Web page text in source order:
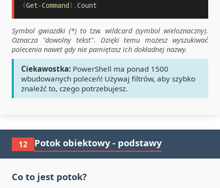
(Get-Command ) . Count
Symbol gwiazdki (*) to tzw. wildcard (symbol wieloznaczny).
Oznacza "dowolny tekst". Dzięki temu możesz wyszukiwać
polecenia nawet gdy nie pamiętasz ich dokładnej nazwy.
Ciekawostka: PowerShell ma ponad 1500
wbudowanych poleceń! Używaj filtrów, aby szybko
znaleźć to, czego potrzebujesz.
12 Potok obiektowy - podstawy
Co to jest potok?